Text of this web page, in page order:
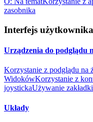
zasobnika
Interfejs użytkownika
Urządzenia do podglądu
Korzystanie z podglądu na
WidokówKorzystanie z
joystickaUżywanie
Układy